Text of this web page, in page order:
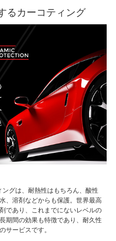
るカーコティング
グは、耐熱性はもちろん、酸性
、溶剤などからも保護。世界最高
であり、これまでにないレベルの
期間の効果も特徴であり、耐久性
サービスです。